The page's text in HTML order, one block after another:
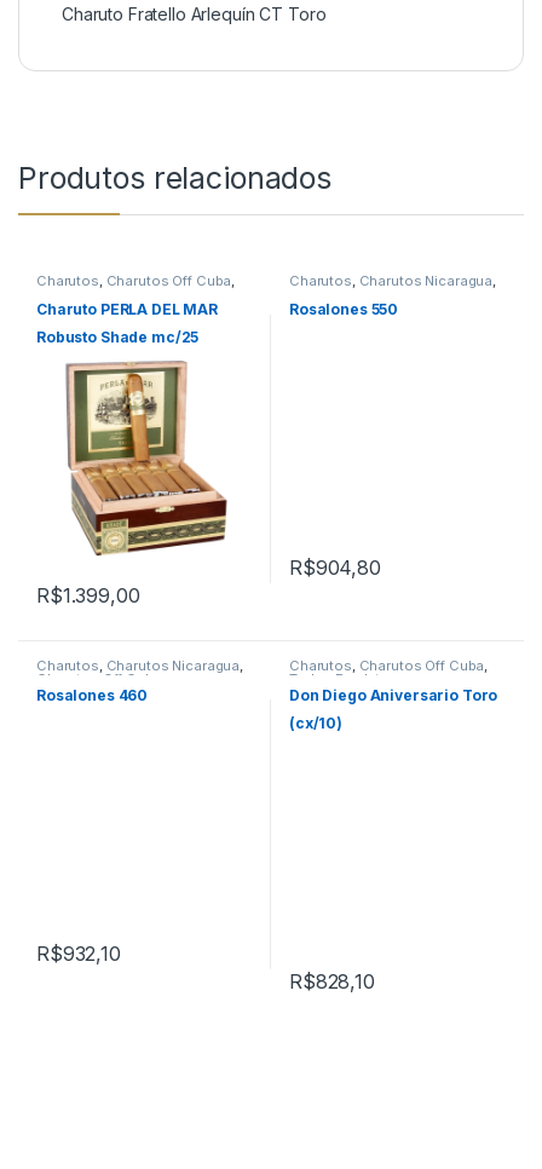
Charuto Fratello Arlequín CT Toro
Produtos relacionados
Charutos Charutos Off Cuba
Perla Del Mar
Charuto PERLA DEL MAR
Robusto Shade mc/25
R$1.399,00
Charutos Charutos Nicaragua
Charutos Off Cuba
Produtos
Rosalones 550
R$904,80
Charutos, Charutos Nicaragua,
Charutos Off Cuba
Rosalones 460
R$932,10
Charutos, Charutos Off Cuba,
Todos Produtos
Don Diego Aniversario Toro
(cx/10)
R$828,10